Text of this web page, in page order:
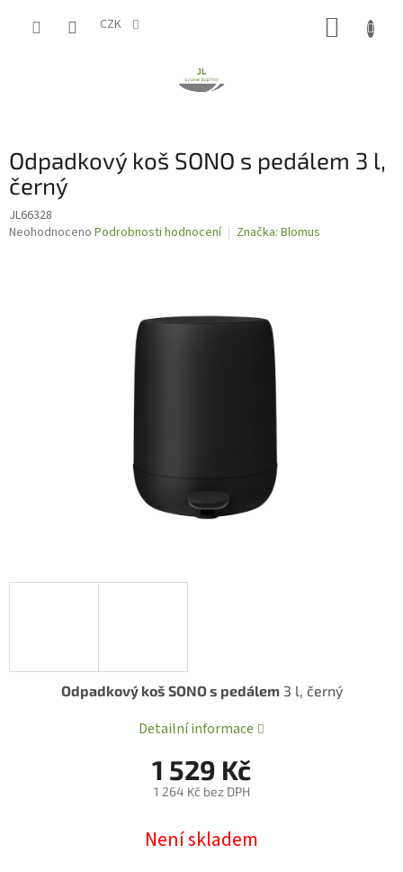
CZK
Odpadkový koš SONO s pedálem 3 l,
černý
JL66328
Průměrné
Neohodnoceno Podrobnosti hodnocení Značka: Blomus
1 529 Kč
1 264 Kč bez DPH
cena:
Není skladem
Odpadkový koš SONO s pedálem3 l, černý
Detailní informace